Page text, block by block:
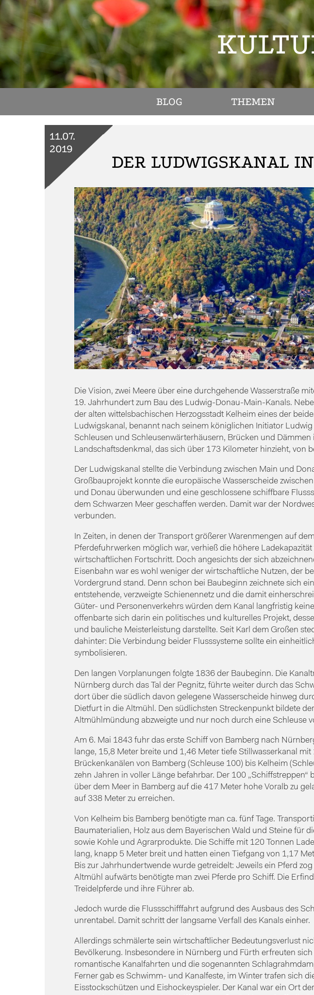
BLOG THEMEN
DER LUDWIGSKANAL
11.07.
2019
Die Vision, zwei Meere über eine durchgehende Wasserstraße
19. Jahrhundert zum Bau des Ludwig-Donau-Main-Kanals.
der alten wittelsbachischen Herzogsstadt Kelheim eines der
Ludwigskanal, benannt nach seinem königlichen Initiator
Schleusen und Schleusenwärterhäusern, Brücken und Dämmen
Landschaftsdenkmal, das sich über 173 Kilometer hinzieht, von
Der Ludwigskanal stellte die Verbindung zwischen Main und
Großbauprojekt konnte die europäische Wasserscheide
und Donau überwunden und eine geschlossene schiffbare
dem Schwarzen Meer geschaffen werden. Damit war der
verbunden.
In Zeiten, in denen der Transport größerer Warenmengen auf
Pferdefuhrwerken möglich war, verhieß die höhere
wirtschaftlichen Fortschritt. Doch angesichts der sich
Eisenbahn war es wohl weniger der wirtschaftliche Nutzen, der
Vordergrund stand. Denn schon bei Baubeginn zeichnete sich
entstehende, verzweigte Schienennetz und die damit
Güter- und Personenverkehrs würden dem Kanal langfristig
offenbarte sich darin ein politisches und kulturelles Projekt,
und bauliche Meisterleistung darstellte. Seit Karl dem Großen
dahinter: Die Verbindung beider Flusssysteme sollte ein
symbolisieren.
Den langen Vorplanungen folgte 1836 der Baubeginn. Die
Nürnberg durch das Tal der Pegnitz, führte weiter durch das
dort über die südlich davon gelegene Wasserscheide hinweg
Dietfurt in die Altmühl. Den südlichsten Streckenpunkt bildete
Altmühlmündung abzweigte und nur noch durch eine Schleuse
Am 6. Mai 1843 fuhr das erste Schiff von Bamberg nach
lange, 15,8 Meter breite und 1,46 Meter tiefe Stillwasserkanal
Brückenkanälen von Bamberg (Schleuse 100) bis Kelheim
zehn Jahren in voller Länge befahrbar. Der 100 „Schiffstreppen“
über dem Meer in Bamberg auf die 417 Meter hohe Voralb zu
auf 338 Meter zu erreichen.
Von Kelheim bis Bamberg benötigte man ca. fünf Tage.
Baumaterialien, Holz aus dem Bayerischen Wald und Steine für
sowie Kohle und Agrarprodukte. Die Schiffe mit 120 Tonnen
lang, knapp 5 Meter breit und hatten einen Tiefgang von 1,17
Bis zur Jahrhundertwende wurde getreidelt: Jeweils ein Pferd
Altmühl aufwärts benötigte man zwei Pferde pro Schiff. Die
Treidelpferde und ihre Führer ab.
Jedoch wurde die Flussschifffahrt aufgrund des Ausbaus des
unrentabel. Damit schritt der langsame Verfall des Kanals einher.
Allerdings schmälerte sein wirtschaftlicher Bedeutungsverlust
Bevölkerung. Insbesondere in Nürnberg und Fürth erfreuten
romantische Kanalfahrten und die sogenannten
Ferner gab es Schwimm- und Kanalfeste, im Winter trafen sich
Eisstockschützen und Eishockeyspieler. Der Kanal war ein Ort